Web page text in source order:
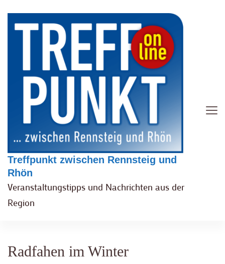
Treffpunkt zwischen Rennsteig und
Rhön
Veranstaltungstipps und Nachrichten aus der
Region
Radfahen im Winter